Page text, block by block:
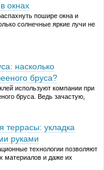
помещение …
окнах
пошире окна и
солнечные яркие лучи не
насколько
бруса?
используют компании при
бруса. Ведь зачастую,
фирмы в погоне за …
террасы: укладка
руками
технологии позволяют
материалов и даже их